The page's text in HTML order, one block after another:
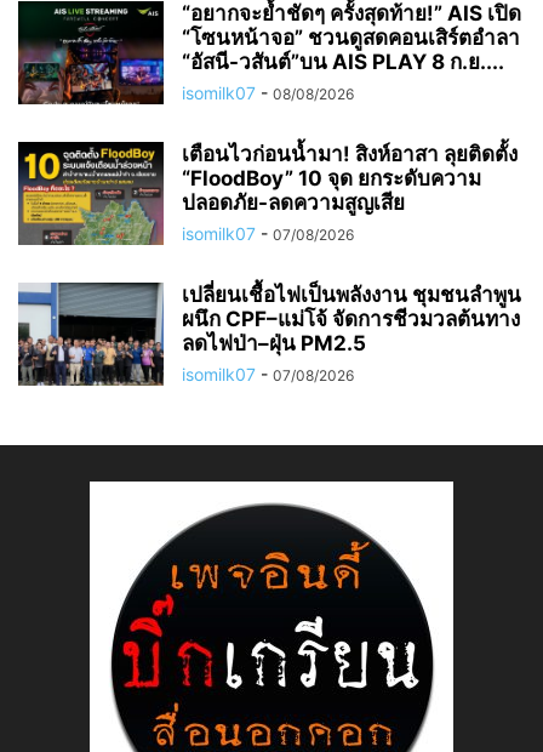
“อยากจะย้ำชัดๆ ครั้งสุดท้าย!” AIS เปิด
“โซนหน้าจอ” ชวนดูสดคอนเสิร์ตอำลา
“อัสนี-วสันต์”บน AIS PLAY 8 ก.ย....
isomilk07 - 08/08/2026
เตือนไวก่อนน้ำมา! สิงห์อาสา ลุยติดตั้ง
“FloodBoy” 10 จุด ยกระดับความ
ปลอดภัย-ลดความสูญเสีย
isomilk07 - 07/08/2026
เปลี่ยนเชื้อไฟเป็นพลังงาน ชุมชนลำพูน
ผนึก CPF–แม่โจ้ จัดการชีวมวลต้นทาง
ลดไฟป่า–ฝุ่น PM2.5
isomilk07 - 07/08/2026